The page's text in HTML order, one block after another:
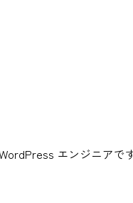
エンジニアで